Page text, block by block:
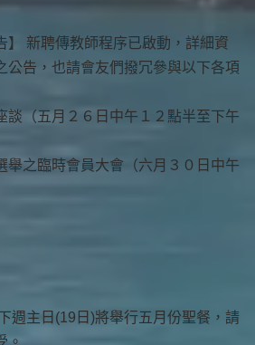
】 新聘傳教師程序已啟動，詳細資
公告，也請會友們撥冗參與以下各項
談（五月２６日中午１２點半至下午
舉之臨時會員大會（六月３０日中午
週主日(19日)將舉行五月份聖餐，請
。